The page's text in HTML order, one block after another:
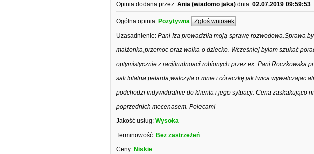
Opinia dodana przez: Ania (wiadomo jaka) dnia: 02.07.2019 09:59:53
Ogólna opinia: Pozytywna Zgłoś wniosek
Uzasadnienie: Pani Iza prowadziła moją sprawę rozwodowa.Sprawa
małżonka,przemoc oraz walka o dziecko. Wcześniej byłam szukać
optymistycznie z racjitrudnoaci robionych przez ex. Pani Roczkowska
sali totalna petarda,walczyla o mnie i córeczkę jak lwica wywalczajac
podchodzi indywidualnie do klienta i jego sytuacji. Cena zaskakująco
poprzednich mecenasem. Polecam!
Jakość usług: Wysoka
Terminowość: Bez zastrzeżeń
Ceny: Niskie